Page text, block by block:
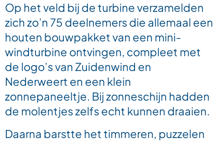
Op het veld bij de turbine verzamelden
zich zo’n 75 deelnemers die allemaal een
houten bouwpakket van een mini-
windturbine ontvingen, compleet met
de logo’s van Zuidenwind en
Nederweert en een klein
zonnepaneeltje. Bij zonneschijn hadden
de molentjes zelfs echt kunnen draaien.
Daarna barstte het timmeren, puzzelen